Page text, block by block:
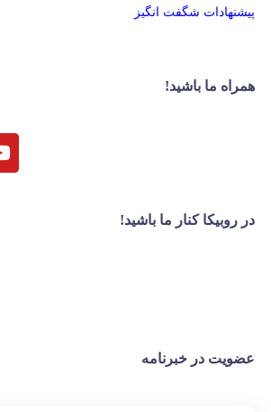
پیشنهادات شگفت انگیز
همراه ما باشید!
در روبیکا کنار ما باشید!
عضویت در خبرنامه